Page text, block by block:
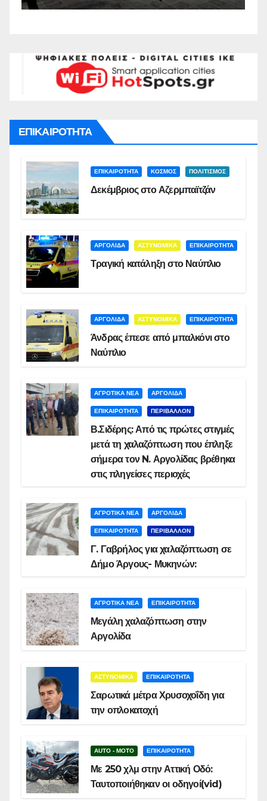
ΕΠΙΚΑΙΡΟΤΗΤΑ
ΕΠΙΚΑΙΡΟΤΗΤΑ ΚΟΣΜΟΣ ΠΟΛΙΤΙΣΜΟΣ
Δεκέμβριος στο Αζερμπαϊτζάν
ΑΡΓΟΛΙΔΑ ΑΣΤΥΝΟΜΙΚΑ ΕΠΙΚΑΙΡΟΤΗΤΑ
Τραγική κατάληξη στο Ναύπλιο
ΑΡΓΟΛΙΔΑ ΑΣΤΥΝΟΜΙΚΑ ΕΠΙΚΑΙΡΟΤΗΤΑ
Άνδρας έπεσε από μπαλκόνι στο
Ναύπλιο
ΑΓΡΟΤΙΚΑ ΝΕΑ ΑΡΓΟΛΙΔΑ
ΕΠΙΚΑΙΡΟΤΗΤΑ ΠΕΡΙΒΑΛΛΟΝ
Β.Σιδέρης: Από τις πρώτες στιγμές
μετά τη χαλαζόπτωση που έπληξε
σήμερα τον N. Αργολίδας βρέθηκα
στις πληγείσες περιοχές
ΑΓΡΟΤΙΚΑ ΝΕΑ ΑΡΓΟΛΙΔΑ
ΕΠΙΚΑΙΡΟΤΗΤΑ ΠΕΡΙΒΑΛΛΟΝ
Γ. Γαβρήλος για χαλαζόπτωση σε
Δήμο Άργους- Μυκηνών:
ΑΓΡΟΤΙΚΑ ΝΕΑ ΕΠΙΚΑΙΡΟΤΗΤΑ
Μεγάλη χαλαζόπτωση στην
Αργολίδα
ΑΣΤΥΝΟΜΙΚΑ ΕΠΙΚΑΙΡΟΤΗΤΑ
Σαρωτικά μέτρα Χρυσοχοΐδη για
την οπλοκατοχή
AUTO - MOTO ΕΠΙΚΑΙΡΟΤΗΤΑ
Με 250 χλμ στην Αττική Οδό:
Ταυτοποιήθηκαν οι οδηγοί(vid)